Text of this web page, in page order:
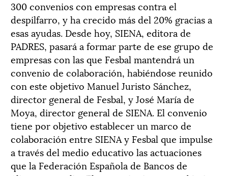
300 convenios con empresas contra el
despilfarro, y ha crecido más del 20% gracias a
esas ayudas. Desde hoy, SIENA, editora de
PADRES, pasará a formar parte de ese grupo de
empresas con las que Fesbal mantendrá un
convenio de colaboración, habiéndose reunido
con este objetivo Manuel Juristo Sánchez,
director general de Fesbal, y José María de
Moya, director general de SIENA. El convenio
tiene por objetivo establecer un marco de
colaboración entre SIENA y Fesbal que impulse
a través del medio educativo las actuaciones
que la Federación Española de Bancos de